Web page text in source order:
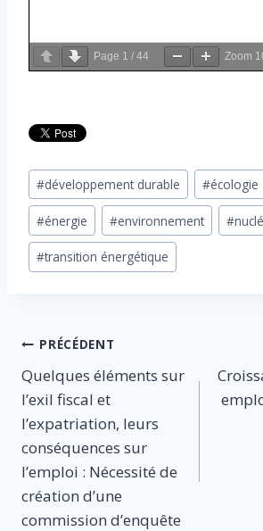
Page 1 / 44 Zoom
Étiquettes
de
la
publication :
#développement durable #écologie
#énergie #environnement #
#transition énergétique
Navigation
de
l’article
PRÉCÉDENT
Quelques éléments sur
l’exil fiscal et
l’expatriation, leurs
conséquences sur
l’emploi : Nécessité de
création d’une
commission d’enquête